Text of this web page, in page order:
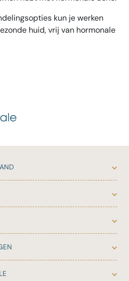
kun je werken
huid, vrij van hormonale